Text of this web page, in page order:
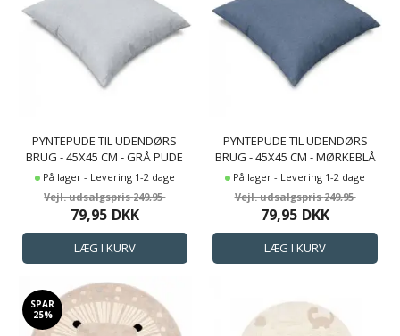
PYNTEPUDE TIL UDENDØRS
BRUG - 45X45 CM - GRÅ PUDE
TIL HAVEMØBLER - UV-
BESKYTTET UDENDØRS PUDE -
NORDSTRAND HOME
SOFAPUDE
På lager - Levering 1-2 dage
249,95
79,95 DKK
PYNTEPUDE TIL UDENDØRS
BRUG - 45X45 CM - MØRKEBLÅ
PUDE TIL HAVEMØBLER - UV-
BESKYTTET UDENDØRS PUDE -
NORDSTRAND HOME
SOFAPUDE
På lager - Levering 1-2 dage
249,95
79,95 DKK
SPAR
25%